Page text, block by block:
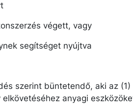
végett, vagy
segítséget nyújtva
szerint büntetendő, aki az
elkövetéséhez anyagi